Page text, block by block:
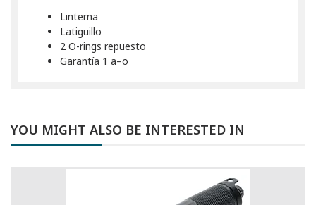
Linterna
Latiguillo
2 O-rings repuesto
Garantía 1 a–o
YOU MIGHT ALSO BE INTERESTED IN